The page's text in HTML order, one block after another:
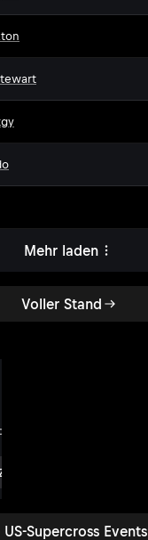
Voller Stand
Mehr laden
US-Supercross Events
USA
Event